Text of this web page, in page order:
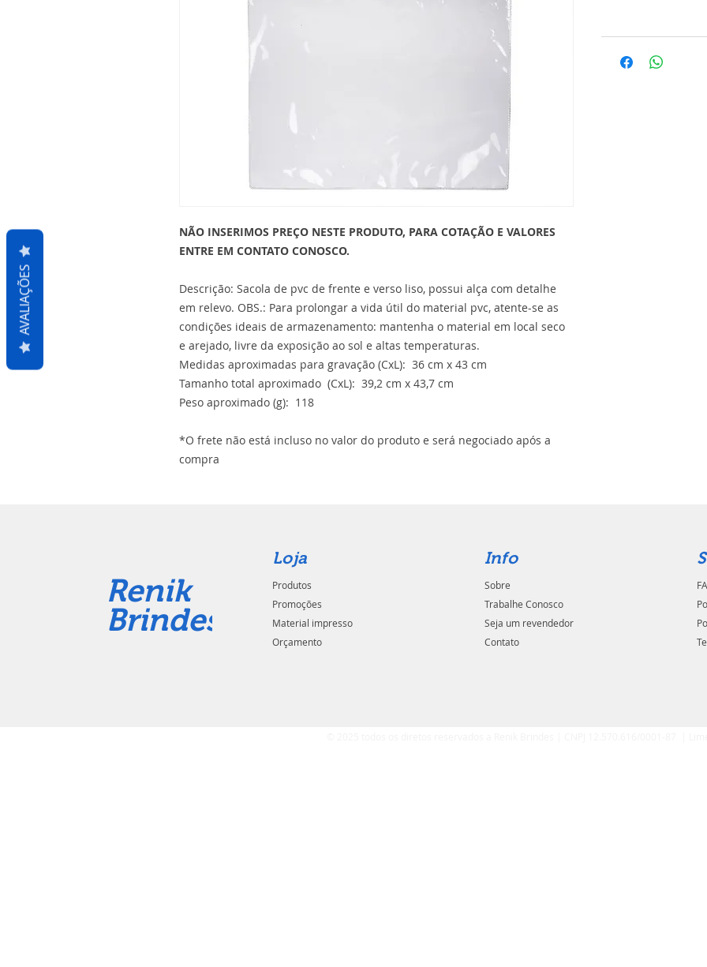
NÃO INSERIMOS PREÇO NESTE PRODUTO, PARA COTAÇÃO E VALORES
ENTRE EM CONTATO CONOSCO.
Descrição: Sacola de pvc de frente e verso liso, possui alça com detalhe
em relevo. OBS.: Para prolongar a vida útil do material pvc, atente-se as
condições ideais de armazenamento: mantenha o material em local seco
e arejado, livre da exposição ao sol e altas temperaturas.
Medidas aproximadas para gravação (CxL): 36 cm x 43 cm
Tamanho total aproximado (CxL): 39,2 cm x 43,7 cm
Peso aproximado (g): 118
*O frete não está incluso no valor do produto e será negociado após a
compra
Renik
Brindes
Loja
Produtos
Promoções
Material impresso
Orçamento
Info
Sobre
Trabalhe Conosco
Seja um revendedor
Contato
AVALIAÇÕES